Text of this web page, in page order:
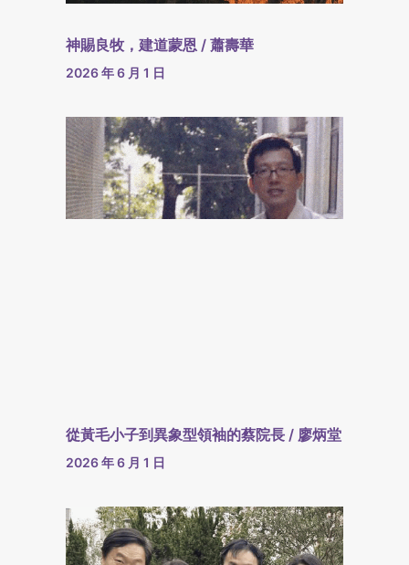
神賜良牧，建道蒙恩 / 蕭壽華
2026 年 6 月 1 日
從黃毛小子到異象型領袖的蔡院長 / 廖炳堂
2026 年 6 月 1 日